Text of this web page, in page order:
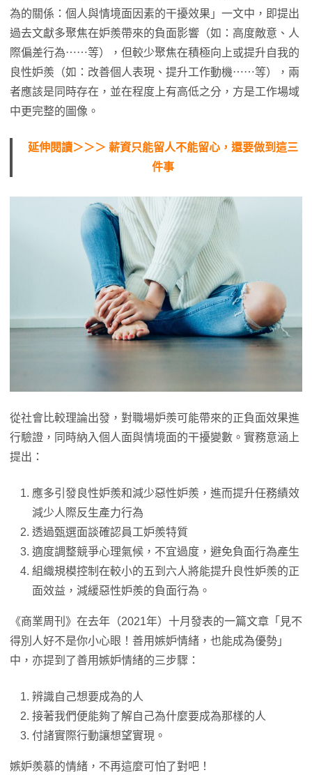
為的關係：個人與情境面因素的干擾效果」一文中，即提出
過去文獻多聚焦在妒羨帶來的負面影響（如：高度敵意、人
際偏差行為⋯⋯等），但較少聚焦在積極向上或提升自我的
良性妒羨（如：改善個人表現、提升工作動機⋯⋯等），兩
者應該是同時存在，並在程度上有高低之分，方是工作場域
中更完整的圖像。
延伸閱讀＞＞＞ 薪資只能留人不能留心，還要做到這三
件事
從社會比較理論出發，對職場妒羨可能帶來的正負面效果進
行驗證，同時納入個人面與情境面的干擾變數。實務意涵上
提出：
應多引發良性妒羨和減少惡性妒羨，進而提升任務績效
減少人際反生產力行為
透過甄選面談確認員工妒羨特質
適度調整競爭心理氣候，不宜過度，避免負面行為產生
組織規模控制在較小的五到六人將能提升良性妒羨的正
面效益，減緩惡性妒羨的負面行為。
《商業周刊》在去年（2021年）十月發表的一篇文章「見不
得別人好不是你小心眼！善用嫉妒情緒，也能成為優勢」
中，亦提到了善用嫉妒情緒的三步驟：
辨識自己想要成為的人
接著我們便能夠了解自己為什麼要成為那樣的人
付諸實際行動讓想望實現。
嫉妒羨慕的情緒，不再這麼可怕了對吧！